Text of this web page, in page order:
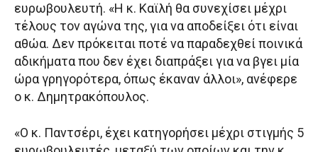
ευρωβουλευτή. «Η κ. Καϊλή θα συνεχίσει μέχρι
τέλους τον αγώνα της, για να αποδείξει ότι είναι
αθώα. Δεν πρόκειται ποτέ να παραδεχθεί ποινικά
αδικήματα που δεν έχει διαπράξει για να βγει μία
ώρα γρηγορότερα, όπως έκαναν άλλοι», ανέφερε
ο κ. Δημητρακόπουλος.
«Ο κ. Παντσέρι, έχει κατηγορήσει μέχρι στιγμής 5